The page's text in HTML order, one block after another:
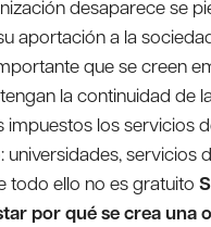
desaparece se
aportación a la
que se creen
la continuidad de
impuestos los servicios
servicios
todo ello no es gratuito
por qué se crea una